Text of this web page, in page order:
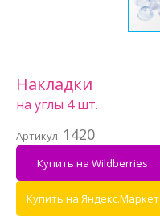
Накладки
на углы 4 шт.
Артикул: 1420
Купить на Wildberries
Купить на Яндекс.Маркет